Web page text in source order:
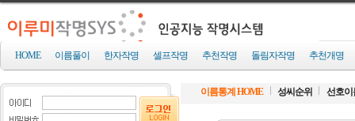
HOME 이름풀이 한자작명 셀프작명 추천작명 돌림자작명 추천개명
이름통계 HOME 성씨순위 선호